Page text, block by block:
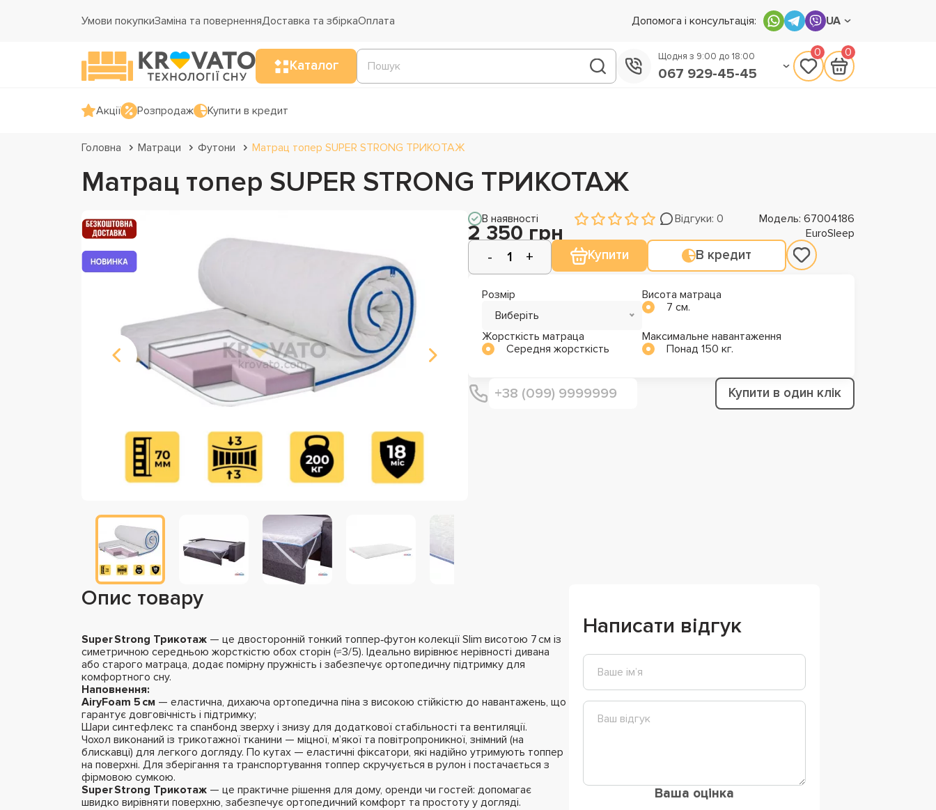
Умови покупкиЗаміна та поверненняДоставка та збіркаОплата Допомога і консультація: UA
Каталог
Щодня з 9:00 до 18:00
067 929-45-45
0 0
Акції Розпродаж Купити в кредит
Головна Матраци Футони Матрац топер SUPER STRONG ТРИКОТАЖ
Матрац топер SUPER STRONG ТРИКОТАЖ
В наявності Відгуки: 0 Модель: 67004186
2 350 грн EuroSleep
Купити В кредит
Розмір
Виберіть
Висота матраца
7 см.
Жорсткість матраца
Середня жорсткість
Максимальне навантаження
Понад 150 кг.
Купити в один клік
Опис товару
Super Strong Трикотаж — це двосторонній тонкий топпер‑футон колекції Slim висотою 7 см із
симетричною середньою жорсткістю обох сторін (≈3/5). Ідеально вирівнює нерівності дивана
або старого матраца, додає помірну пружність і забезпечує ортопедичну підтримку для
комфортного сну.
Наповнення:
AiryFoam 5 см — еластична, дихаюча ортопедична піна з високою стійкістю до навантажень, що
гарантує довговічність і підтримку;
Шари синтефлекс та спанбонд зверху і знизу для додаткової стабільності та вентиляції.
Чохол виконаний із трикотажної тканини — міцної, м’якої та повітропроникної, знімний (на
блискавці) для легкого догляду. По кутах — еластичні фіксатори, які надійно утримують топпер
на поверхні. Для зберігання та транспортування топпер скручується в рулон і постачається з
фірмовою сумкою.
Super Strong Трикотаж — це практичне рішення для дому, оренди чи гостей: допомагає
швидко вирівняти поверхню, забезпечує ортопедичний комфорт та простоту у догляді.
Написати відгук
Ваша оцінка